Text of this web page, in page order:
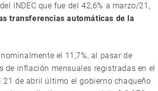
INDEC que fue del 42,6% a marzo/21,
transferencias automáticas de la
el 11,7%, al pasar de
inflación mensuales registradas en el
21 de abril último el gobierno chaqueño